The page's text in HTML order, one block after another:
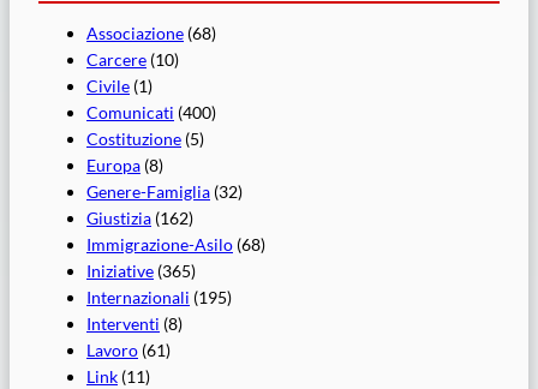
Associazione (68)
Carcere (10)
Civile (1)
Comunicati (400)
Costituzione (5)
Europa (8)
Genere-Famiglia (32)
Giustizia (162)
Immigrazione-Asilo (68)
Iniziative (365)
Internazionali (195)
Interventi (8)
Lavoro (61)
Link (11)